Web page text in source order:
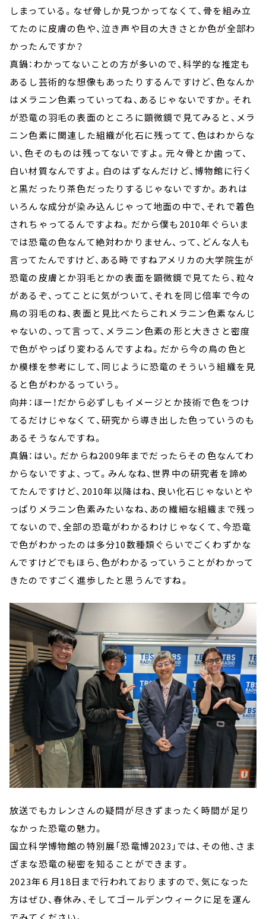
しまっている。なぜ骨しか見つかってなくて、骨を組み立
てたのに皮膚の色や、泣き声や目の大きさとか色が全部わ
かったんですか？
真鍋：わかってないことの方が多いので、科学的な推定も
あるし芸術的な想像もあったりするんですけど、色なんか
はメラニン色素っていってね、あるじゃないですか。それ
が恐竜の羽毛の表面のところに顕微鏡で見てみると、メラ
ニン色素に関連した組織が化石に残ってて、色はわからな
い、色そのものは残ってないですよ。元々骨とか歯って、
白い材質なんですよ。白のはずなんだけど、博物館に行く
と黒だったり茶色だったりするじゃないですか。あれは
いろんな成分が染み込んじゃって地面の中で、それで着色
されちゃってるんですよね。だから僕も2010年ぐらいま
では恐竜の色なんて絶対わかりません、って、どんな人も
言ってたんですけど、ある時ですねアメリカの大学院生が
恐竜の皮膚とか羽毛とかの表面を顕微鏡で見てたら、粒々
があるぞ、ってことに気がついて、それを同じ倍率で今の
鳥の羽毛のね、表面と見比べたらこれメラニン色素なんじ
ゃないの、って言って、メラニン色素の形と大きさと密度
で色がやっぱり変わるんですよね。だから今の鳥の色と
か模様を参考にして、同じように恐竜のそういう組織を見
ると色がわかるっていう。
向井：ほー！だから必ずしもイメージとか技術で色をつけ
てるだけじゃなくて、研究から導き出した色っていうのも
あるそうなんですね。
真鍋：はい。だからね2009年までだったらその色なんてわ
からないですよ、って。みんなね、世界中の研究者を諦め
てたんですけど、2010年以降はね、良い化石じゃないとや
っぱりメラニン色素みたいなね、あの繊細な組織まで残っ
てないので、全部の恐竜がわかるわけじゃなくて、今恐竜
で色がわかったのは多分10数種類ぐらいでごくわずかな
んですけどでもほら、色がわかるっていうことがわかって
きたのですごく進歩したと思うんですね。
放送でもカレンさんの疑問が尽きずまったく時間が足り
なかった恐竜の魅力。
国立科学博物館の特別展「恐竜博2023」では、その他、さま
ざまな恐竜の秘密を知ることができます。
2023年６月18日まで行われておりますので、気になった
方はぜひ、春休み、そしてゴールデンウィークに足を運ん